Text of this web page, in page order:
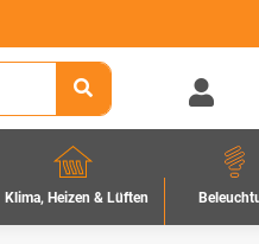
Klima, Heizen & Lüften